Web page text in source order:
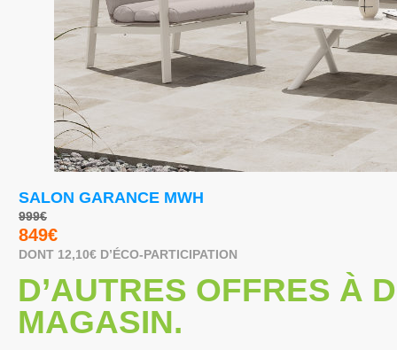
SALON GARANCE MWH
999€
849€
DONT 12,10€ D’ÉCO-PARTICIPATION
D’AUTRES OFFRES À
MAGASIN.